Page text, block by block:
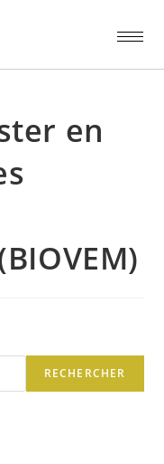
en
RECHERCHER